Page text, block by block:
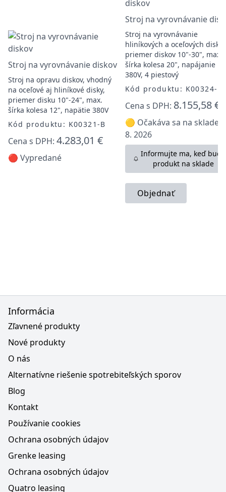
Stroj na vyrovnávanie diskov
Stroj na opravu diskov, vhodný
na oceľové aj hliníkové disky,
priemer disku 10"-24", max.
šírka kolesa 12", napätie 380V
Kód produktu: K00321-B
Cena s DPH: 4.283,01 €
🔴 Vypredané
Stroj na vyrovnávanie
Stroj na vyrovnávanie
hliníkových a oceľových
priemer diskov 10"-30", max.
šírka kolesa 20", napájanie
380V, 4 piestový
Kód produktu: K00324-B
Cena s DPH: 8.155,58 €
🟡 Očakáva sa na sklade:
8. 2026
Informujte ma, keď bude
produkt na sklade
Objednať
Informácia
Zľavnené produkty
Nové produkty
O nás
Alternatívne riešenie spotrebiteľských sporov
Blog
Kontakt
Používanie cookies
Ochrana osobných údajov
Grenke leasing
Ochrana osobných údajov
Quatro leasing